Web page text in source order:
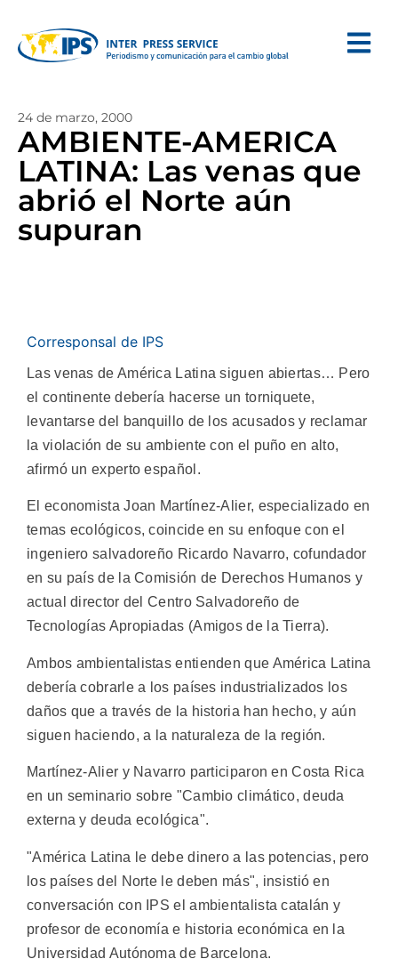
24 de marzo, 2000
AMBIENTE-AMERICA
LATINA: Las venas que
abrió el Norte aún
supuran
Corresponsal de IPS
Las venas de América Latina siguen abiertas… Pero
el continente debería hacerse un torniquete,
levantarse del banquillo de los acusados y reclamar
la violación de su ambiente con el puño en alto,
afirmó un experto español.
El economista Joan Martínez-Alier, especializado en
temas ecológicos, coincide en su enfoque con el
ingeniero salvadoreño Ricardo Navarro, cofundador
en su país de la Comisión de Derechos Humanos y
actual director del Centro Salvadoreño de
Tecnologías Apropiadas (Amigos de la Tierra).
Ambos ambientalistas entienden que América Latina
debería cobrarle a los países industrializados los
daños que a través de la historia han hecho, y aún
siguen haciendo, a la naturaleza de la región.
Martínez-Alier y Navarro participaron en Costa Rica
en un seminario sobre "Cambio climático, deuda
externa y deuda ecológica".
"América Latina le debe dinero a las potencias, pero
los países del Norte le deben más", insistió en
conversación con IPS el ambientalista catalán y
profesor de economía e historia económica en la
Universidad Autónoma de Barcelona.